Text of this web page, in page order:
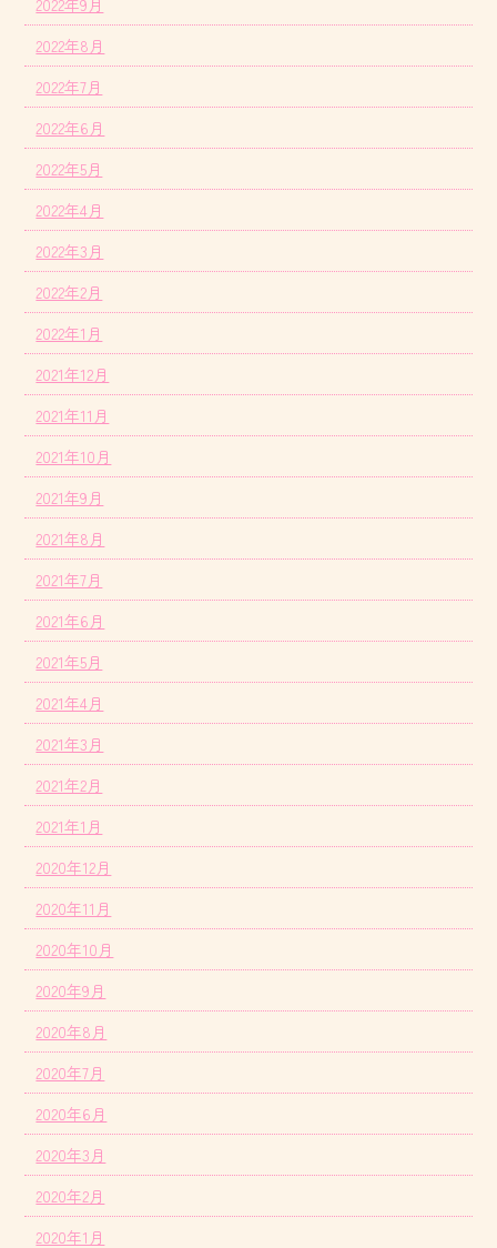
2022年9月
2022年8月
2022年7月
2022年6月
2022年5月
2022年4月
2022年3月
2022年2月
2022年1月
2021年12月
2021年11月
2021年10月
2021年9月
2021年8月
2021年7月
2021年6月
2021年5月
2021年4月
2021年3月
2021年2月
2021年1月
2020年12月
2020年11月
2020年10月
2020年9月
2020年8月
2020年7月
2020年6月
2020年3月
2020年2月
2020年1月